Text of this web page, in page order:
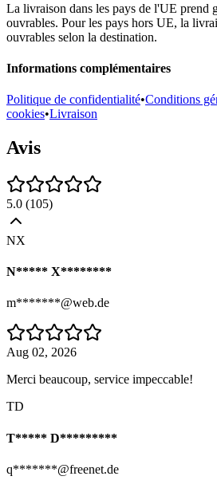
La livraison dans les pays de l'UE prend
ouvrables. Pour les pays hors UE, la
ouvrables selon la destination.
Informations complémentaires
Politique de confidentialité•Conditions
cookies•Livraison
Avis
5.0 (105)
NX
N***** X********
m*******@web.de
Aug 02, 2026
Merci beaucoup, service impeccable!
TD
T***** D*********
q*******@freenet.de